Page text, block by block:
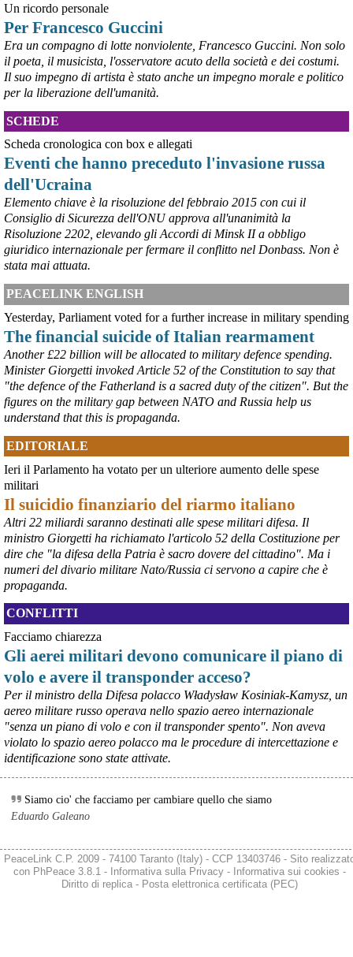
@peacelink - 6/8/2026 21:53
askanews.it/2026/08/05/ex-ilva
“Dal confronto con tutti gli attori e dai contributi raccolti il Governo
elaborerà, come concordato a Palazzo Chigi, un piano straordinario
per Taranto”, avrebbe detto il ministro Urso.
# Taranto #ILVA
@peacelink - 6/8/2026 21:50
corriereditaranto.it/2026/08/0
Aprendo i lavori, il ministro Urso ha sottolineato come il Governo
debba necessariamente prendere atto della decisione della Corte
d’Appello di Milano, ricordando che il provvedimento è già stato
inserito nella data room della procedura di vendita. “Alla luce del
nuovo scenario – ha spiegato – Jindal ha presentato una proposta
aggiornata sull’intero perimetro aziendale che tiene conto della
chiusura dell’area a caldo e che i commissari stanno valutando”.
#ILVA #Taranto
borsaitaliana.it/borsa/notizie
Si sta ragionando su un piano B per Taranto dopo la chiusura
dell’area a caldo dell’ILVA?
#ILVA
cronachetarantine.it/index.php
il Governo ha manifestato l’intenzione di predisporre un
provvedimento straordinario per attenuare le conseguenze
economiche e sociali della prevista fermata dell’area a caldo e ha
chiesto alle rappresentanze del territorio di formulare proposte
concrete per definirne i contenuti. Casartigiani valuta positivamente
questa disponibilità.
#
ILVA Taranto
@peacelink - 6/8/2026 21:36
Nel tavolo convocato al Ministero delle Imprese e del Made in Italy,
il Governo ha annunciato l’intenzione di predisporre un
provvedimento straordinario per attenuare le conseguenze
economiche e sociali dello stop dell’area a caldo, invitando le
Un ricordo personale
Per Francesco Guccini
Era un compagno di lotte nonviolente, Francesco Guccini. Non solo
il poeta, il musicista, l'osservatore acuto della società e dei costumi.
Il suo impegno di artista è stato anche un impegno morale e politico
per la liberazione dell'umanità.
SCHEDE
Scheda cronologica con box e allegati
Eventi che hanno preceduto l'invasione russa
dell'Ucraina
Elemento chiave è la risoluzione del febbraio 2015 con cui il
Consiglio di Sicurezza dell'ONU approva all'unanimità la
Risoluzione 2202, elevando gli Accordi di Minsk II a obbligo
giuridico internazionale per fermare il conflitto nel Donbass. Non è
stata mai attuata.
PEACELINK ENGLISH
Yesterday, Parliament voted for a further increase in military spending
The financial suicide of Italian rearmament
Another £22 billion will be allocated to military defence spending.
Minister Giorgetti invoked Article 52 of the Constitution to say that
"the defence of the Fatherland is a sacred duty of the citizen". But the
figures on the military gap between NATO and Russia help us
understand that this is propaganda.
EDITORIALE
Ieri il Parlamento ha votato per un ulteriore aumento delle spese
militari
Il suicidio finanziario del riarmo italiano
Altri 22 miliardi saranno destinati alle spese militari difesa. Il
ministro Giorgetti ha richiamato l'articolo 52 della Costituzione per
dire che "la difesa della Patria è sacro dovere del cittadino". Ma i
numeri del divario militare Nato/Russia ci servono a capire che è
propaganda.
CONFLITTI
Facciamo chiarezza
Gli aerei militari devono comunicare il piano di
volo e avere il transponder acceso?
Per il ministro della Difesa polacco Władysław Kosiniak-Kamysz, un
aereo militare russo operava nello spazio aereo internazionale
"senza un piano di volo e con il transponder spento". Non aveva
violato lo spazio aereo polacco ma le procedure di intercettazione e
identificazione sono state attivate.
Siamo cio' che facciamo per cambiare quello che siamo
Eduardo Galeano
PeaceLink C.P. 2009 - 74100 Taranto (Italy) - CCP 13403746 - Sito
con PhPeace 3.8.1 - Informativa sulla Privacy- Informativa sui cookies -
Diritto di replica- Posta elettronica certificata (PEC)